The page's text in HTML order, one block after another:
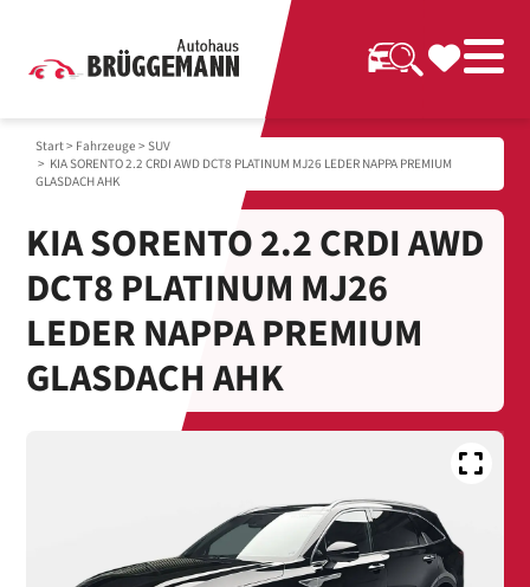
Start> Fahrzeuge > SUV
> KIA SORENTO 2.2 CRDI AWD DCT8 PLATINUM MJ26 LEDER NAPPA PREMIUM
GLASDACH AHK
KIA SORENTO 2.2 CRDI AWD
DCT8 PLATINUM MJ26
LEDER NAPPA PREMIUM
GLASDACH AHK